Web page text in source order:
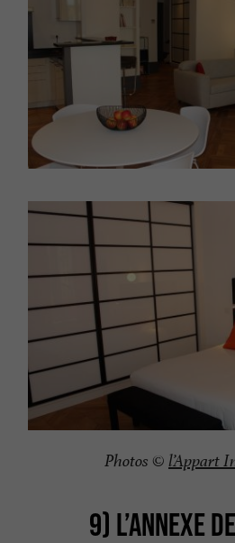
Photos © l’Appart
9) L’ANNEXE